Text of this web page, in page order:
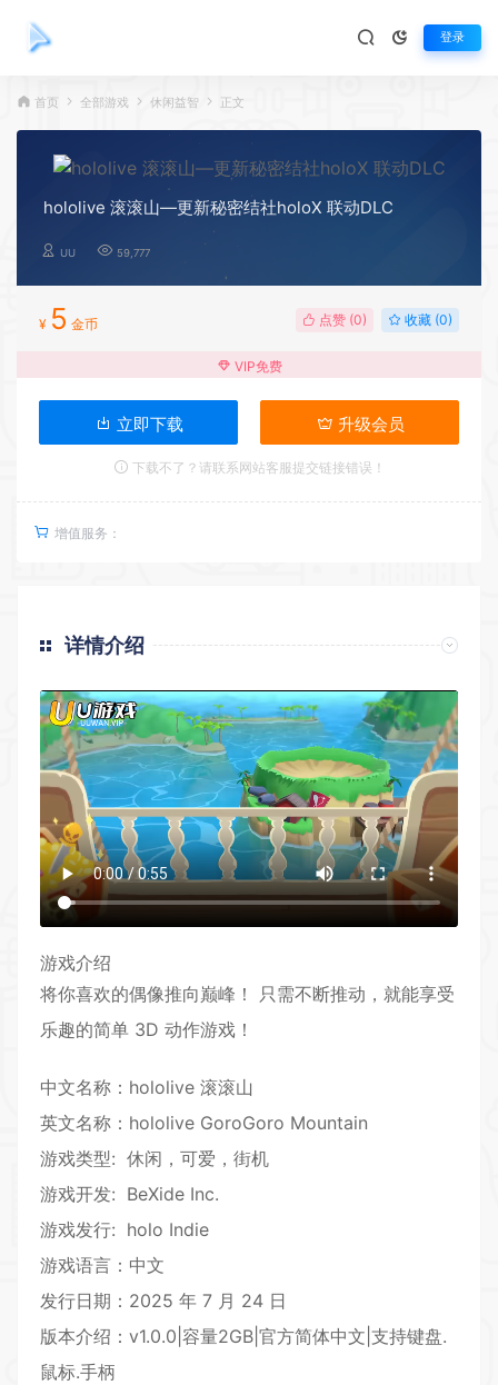
登录
首页 全部游戏 休闲益智 正文
hololive 滚滚山—更新秘密结社holoX 联动DLC
UU 59,777
¥ 5 金币 点赞 (0) 收藏 (0)
VIP免费
立即下载 升级会员
下载不了？请联系网站客服提交链接错误！
增值服务：
详情介绍
游戏介绍
将你喜欢的偶像推向巅峰！ 只需不断推动，就能享受
乐趣的简单 3D 动作游戏 ！
中文名称：hololive 滚滚山
英文名称：hololive GoroGoro Mountain
游戏类型: 休闲 ， 可爱 ，街机
游戏开发: BeXide Inc.
游戏发行: holo Indie
游戏语言：中文
发行日期：2025 年 7 月 24 日
版本介绍：v1.0.0|容量2GB|官方简体中文|支持键盘.
鼠标.手柄